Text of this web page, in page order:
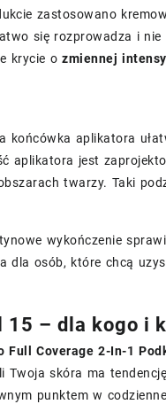
zastosowano
się rozprowadza i
krycie ozmiennej
końcówka aplikatora
aplikatora jest
twarzy. Taki
wykończenie
dla osób, które chcą
15 – dla kogo i
Full Coverage 2-In-1
Twoja skóra ma
punktem w